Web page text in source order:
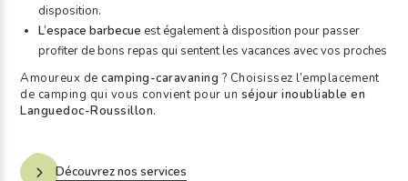
disposition.
L’espace barbecue est également à disposition pour passer
profiter de bons repas qui sentent les vacances avec vos proches
Amoureux decamping-caravaning ? Choisissez l’emplacement
de camping qui vous convient pour un séjour inoubliable en
Languedoc-Roussillon.
Découvrez nos services